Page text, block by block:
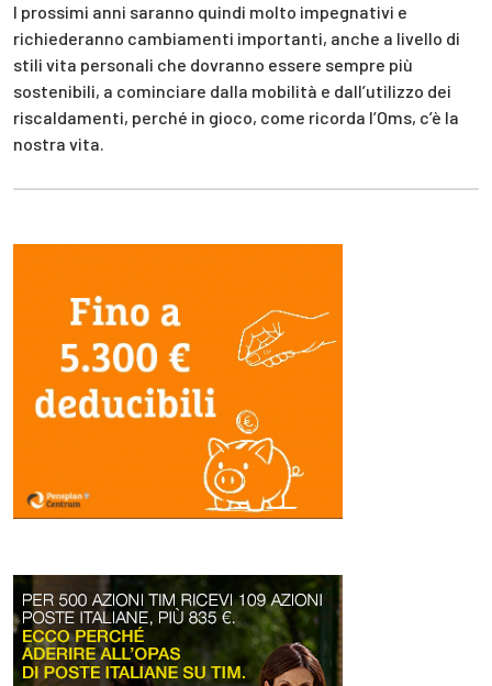
I prossimi anni saranno quindi molto impegnativi e
richiederanno cambiamenti importanti, anche a livello di
stili vita personali che dovranno essere sempre più
sostenibili, a cominciare dalla mobilità e dall’utilizzo dei
riscaldamenti, perché in gioco, come ricorda l’Oms, c’è la
nostra vita.